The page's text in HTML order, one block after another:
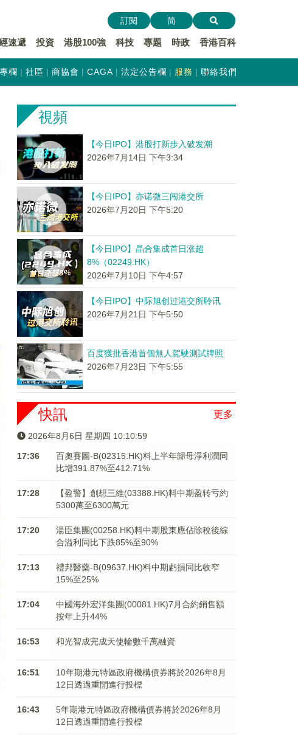
速遞 投資 港股100強 科技 專題 時政 香港百科
訂閱 简
欄 社區 商協會 CAGA 法定公告欄 服務 聯絡我們
視頻
【今日IPO】港股打新步入破发潮
2026年7月14日 下午3:34
【今日IPO】亦诺微三闯港交所
2026年7月20日 下午5:20
【今日IPO】晶合集成首日涨超
8%（02249.HK）
2026年7月10日 下午4:57
【今日IPO】中际旭创过港交所聆讯
2026年7月21日 下午5:50
百度獲批香港首個無人駕駛測試牌照
2026年7月23日 下午5:55
更多
快訊
2026年8月6日 星期四 10:11:00
17:36
百奧賽圖-B(02315.HK)料上半年歸母淨利潤同
比增391.87%至412.71%
17:28
【盈警】創想三維(03388.HK)料中期盈转亏約
5300萬至6300萬元
17:20
湯臣集團(00258.HK)料中期股東應佔除稅後綜
合溢利同比下跌85%至90%
17:13
禮邦醫藥-B(09637.HK)料中期虧損同比收窄
15%至25%
17:04
中國海外宏洋集團(00081.HK)7月合約銷售額
按年上升44%
16:53 和光智成完成天使輪數千萬融資
16:51
10年期港元特區政府機構債券將於2026年8月
12日透過重開進行投標
16:43
5年期港元特區政府機構債券將於2026年8月
12日透過重開進行投標